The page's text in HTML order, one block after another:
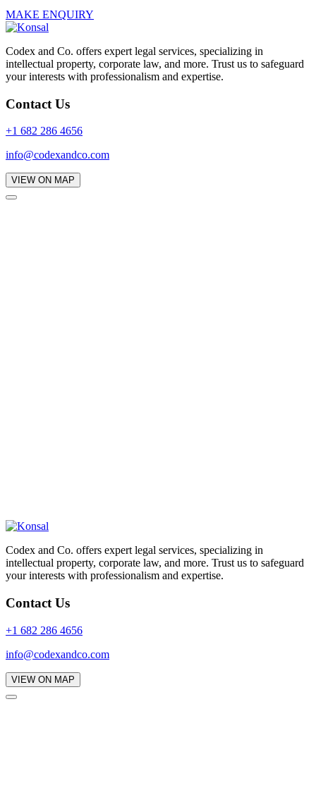
MAKE ENQUIRY
Codex and Co. offers expert legal services, specializing in
intellectual property, corporate law, and more. Trust us to safeguard
your interests with professionalism and expertise.
Contact Us
+1 682 286 4656
info@codexandco.com
VIEW ON MAP
Codex and Co. offers expert legal services, specializing in
intellectual property, corporate law, and more. Trust us to safeguard
your interests with professionalism and expertise.
Contact Us
+1 682 286 4656
info@codexandco.com
VIEW ON MAP